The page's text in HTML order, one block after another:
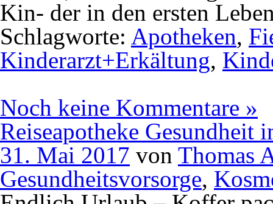
Kin- der in den ersten
Schlagworte: Apotheken,
Kinderarzt+Erkältung,
Noch keine Kommentare »
Reiseapotheke Gesundheit
31. Mai 2017 von Thomas
Gesundheitsvorsorge,